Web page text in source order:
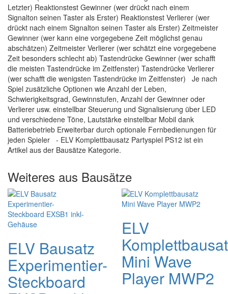
Letzter) Reaktionstest Gewinner (wer drückt nach einem
Signalton seinen Taster als Erster) Reaktionstest Verlierer (wer
drückt nach einem Signalton seinen Taster als Erster) Zeitmeister
Gewinner (wer kann eine vorgegebene Zeit möglichst genau
abschätzen) Zeitmeister Verlierer (wer schätzt eine vorgegebene
Zeit besonders schlecht ab) Tastendrücke Gewinner (wer schafft
die meisten Tastendrücke im Zeitfenster) Tastendrücke Verlierer
(wer schafft die wenigsten Tastendrücke im Zeitfenster) Je nach
Spiel zusätzliche Optionen wie Anzahl der Leben,
Schwierigkeitsgrad, Gewinnstufen, Anzahl der Gewinner oder
Verlierer usw. einstellbar Steuerung und Signalisierung über LED
und verschiedene Töne, Lautstärke einstellbar Mobil dank
Batteriebetrieb Erweiterbar durch optionale Fernbedienungen für
jeden Spieler - ELV Komplettbausatz Partyspiel PS12 ist ein
Artikel aus der Bausätze Kategorie.
Weiteres aus Bausätze
ELV Bausatz
Experimentier-
Steckboard
ELV
Mini Wave
Player MWP2